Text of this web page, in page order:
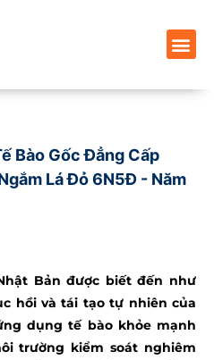
Bào Gốc Đẳng Cấp
Lá Đỏ 6N5Đ - Năm
Bản được biết đến như
hồi và tái tạo tự nhiên của
dụng tế bào khỏe mạnh
trường kiểm soát nghiêm